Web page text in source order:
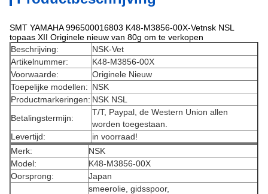
SMT YAMAHA 996500016803 K48-M3856-00X-Vetnsk NSL
topaas XII Originele nieuw van 80g om te verkopen
Beschrijving:
NSK-Vet
Artikelnummer:
K48-M3856-00X
Voorwaarde:
Originele Nieuw
Toepelijke modellen: NSK
Productmarkeringen: NSK NSL
Betalingstermijn:
T/T, Paypal, de Western Union allen
worden toegestaan.
Levertijd:
in voorraad!
Merk:
NSK
Model:
K48-M3856-00X
Oorsprong:
Japan
smeerolie, gidsspoor,